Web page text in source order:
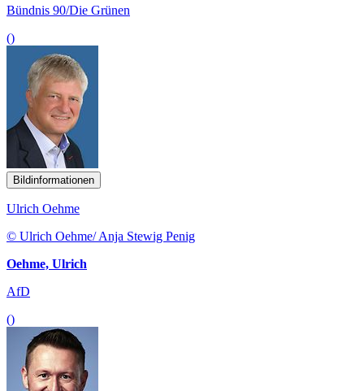
Bündnis 90/Die Grünen
()
Bildinformationen
Ulrich Oehme
© Ulrich Oehme/ Anja Stewig Penig
Oehme, Ulrich
AfD
()